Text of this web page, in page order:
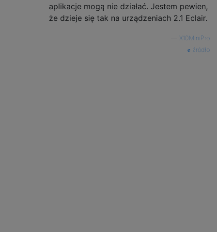
aplikacje mogą nie działać. Jestem pewien,
że dzieje się tak na urządzeniach 2.1 Eclair.
X10MiniPro
źródło